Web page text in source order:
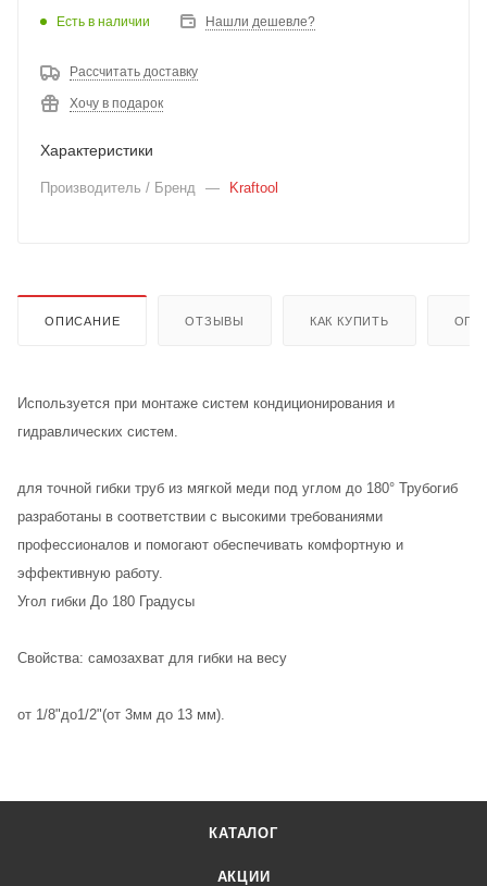
Есть в наличии Нашли дешевле?
Рассчитать доставку
Хочу в подарок
Характеристики
Производитель / Бренд — Kraftool
ОПИСАНИЕ ОТЗЫВЫ КАК КУПИТЬ
Используется при монтаже систем кондиционирования и
гидравлических систем.
для точной гибки труб из мягкой меди под углом до 180° Трубогиб
разработаны в соответствии с высокими требованиями
профессионалов и помогают обеспечивать комфортную и
эффективную работу.
Угол гибки До 180 Градусы
Свойства: самозахват для гибки на весу
от 1/8"до1/2"(от 3мм до 13 мм).
КАТАЛОГ
АКЦИИ